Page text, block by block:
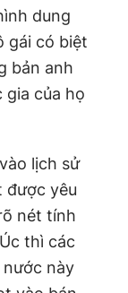
Chính sách bảo
dung
gái có biệt
bản anh
của họ
lịch sử
được yêu
nét tính
thì các
này